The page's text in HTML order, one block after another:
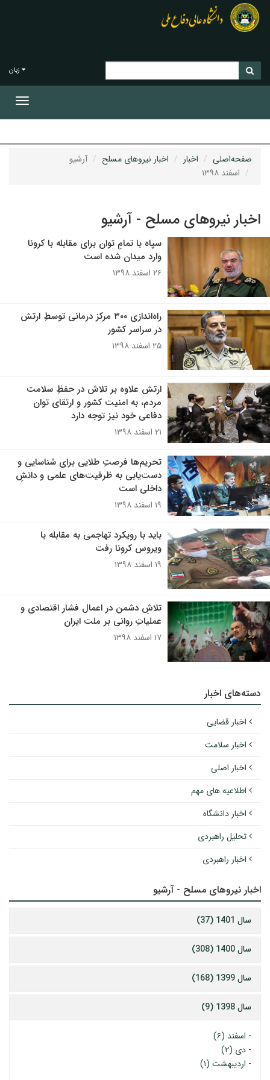
زبان
صفحه‌اصلی اخبار اخبار نیروهای مسلح
آرشیو
اسفند ۱۳۹۸
اخبار نیروهای مسلح - آرشیو
سپاه با تمامِ توان برای مقابله با کرونا
وارد میدان شده است
۲۶ اسفند ۱۳۹۸
راه‌اندازی ۳۰۰ مرکز درمانی توسطِ ارتش
در سراسر کشور
۲۵ اسفند ۱۳۹۸
ارتش علاوه بر تلاش در حفظِ سلامت
مردم، به امنیت کشور و ارتقای توان
دفاعی خود نیز توجه دارد
۲۱ اسفند ۱۳۹۸
تحریم‌ها فرصتِ طلایی برای شناسایی و
دست‌یابی به ظرفیت‌های علمی و دانشِ
داخلی است
۱۹ اسفند ۱۳۹۸
باید با رویکرد تهاجمی به مقابله با
ویروس کرونا رفت
۱۹ اسفند ۱۳۹۸
تلاشِ دشمن در اعمال فشار اقتصادی و
عملیاتِ روانی بر ملت ایران
۱۷ اسفند ۱۳۹۸
دسته‌های اخبار
اخبار قضایی
اخبار سلامت
اخبار اصلی
اطلاعیه های مهم
اخبار دانشگاه
تحلیل راهبردی
اخبار راهبردی
اخبار نیروهای مسلح - آرشیو
سال 1401 (37)
سال 1400 (308)
سال 1399 (168)
سال 1398 (9)
- اسفند (۶)
- دی (۲)
- اردیبهشت (۱)